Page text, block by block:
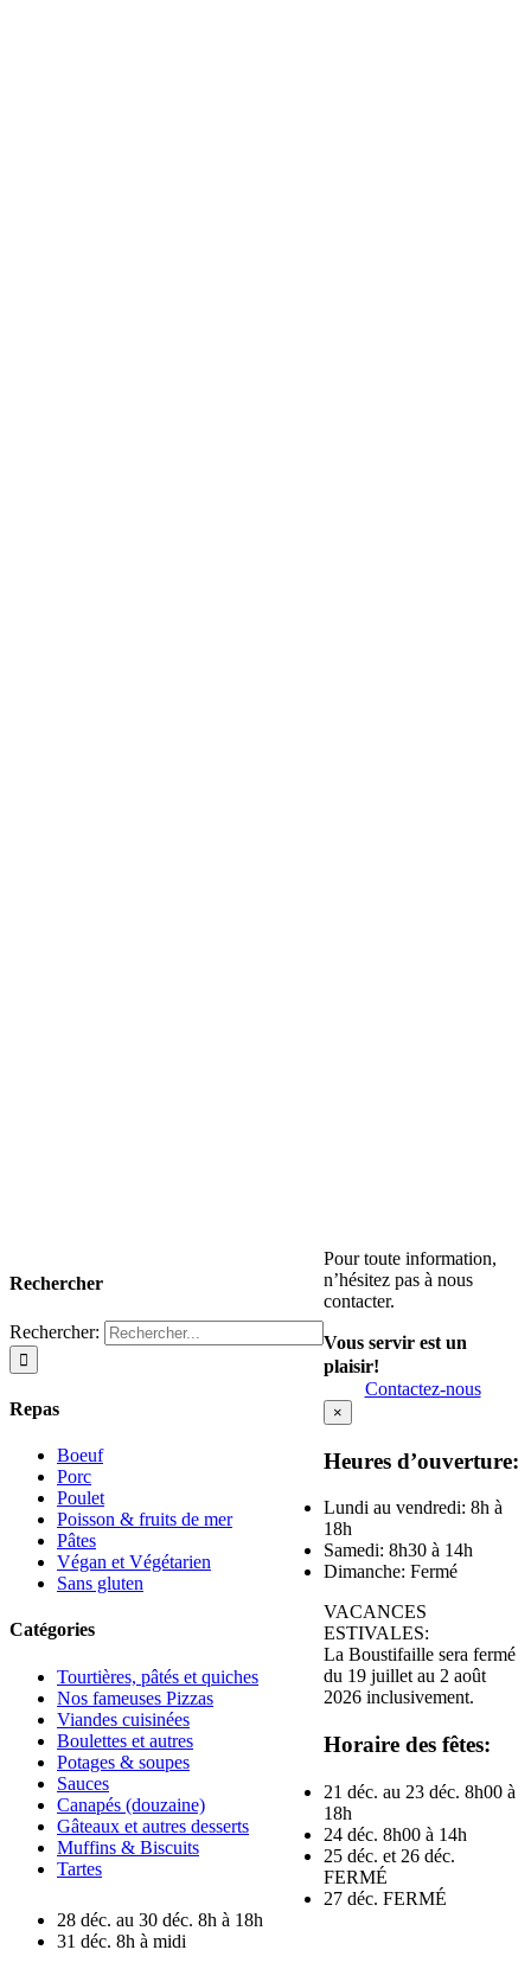
Rechercher
Rechercher:
Repas
Boeuf
Porc
Poulet
Poisson & fruits de mer
Pâtes
Végan et Végétarien
Sans gluten
Catégories
Tourtières, pâtés et quiches
Nos fameuses Pizzas
Viandes cuisinées
Boulettes et autres
Potages & soupes
Sauces
Canapés (douzaine)
Gâteaux et autres desserts
Muffins & Biscuits
Tartes
Pour toute information,
n’hésitez pas à nous
contacter.
Vous servir est un
plaisir!
Contactez-nous
×
Heures d’ouverture:
Lundi au vendredi: 8h à
18h
Samedi: 8h30 à 14h
Dimanche: Fermé
VACANCES
ESTIVALES:
La Boustifaille sera fermé
du 19 juillet au 2 août
2026 inclusivement.
Horaire des fêtes:
21 déc. au 23 déc. 8h00 à
18h
24 déc. 8h00 à 14h
25 déc. et 26 déc.
FERMÉ
27 déc. FERMÉ
28 déc. au 30 déc. 8h à 18h
31 déc. 8h à midi